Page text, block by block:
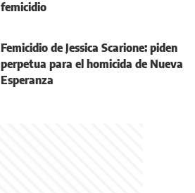
femicidio
Femicidio de Jessica Scarione: piden
perpetua para el homicida de Nueva
Esperanza